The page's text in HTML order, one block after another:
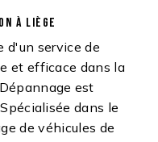
À LIÈGE
d'un service de
et efficace dans la
est
dans le
de véhicules de